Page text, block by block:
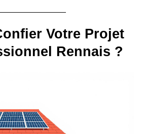
Votre Projet
Rennais ?